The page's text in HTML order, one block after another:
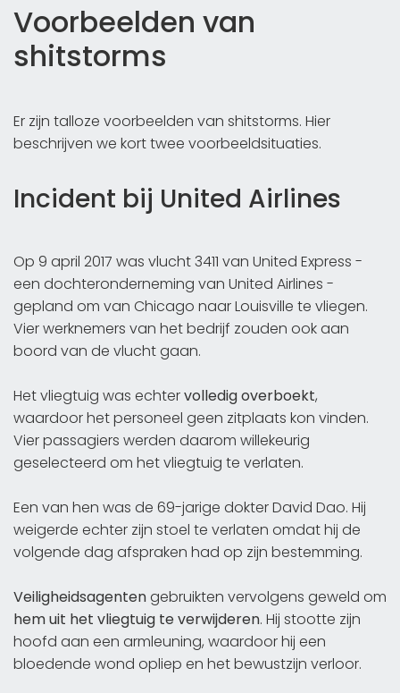
Voorbeelden van
shitstorms
Er zijn talloze voorbeelden van shitstorms. Hier
beschrijven we kort twee voorbeeldsituaties.
Incident bij United Airlines
Op 9 april 2017 was vlucht 3411 van United Express -
een dochteronderneming van United Airlines -
gepland om van Chicago naar Louisville te vliegen.
Vier werknemers van het bedrijf zouden ook aan
boord van de vlucht gaan.
Het vliegtuig was echtervolledig overboekt,
waardoor het personeel geen zitplaats kon vinden.
Vier passagiers werden daarom willekeurig
geselecteerd om het vliegtuig te verlaten.
Een van hen was de 69-jarige dokter David Dao. Hij
weigerde echter zijn stoel te verlaten omdat hij de
volgende dag afspraken had op zijn bestemming.
Veiligheidsagentengebruikten vervolgens geweld om
hem uit het vliegtuig te verwijderen. Hij stootte zijn
hoofd aan een armleuning, waardoor hij een
bloedende wond opliep en het bewustzijn verloor.